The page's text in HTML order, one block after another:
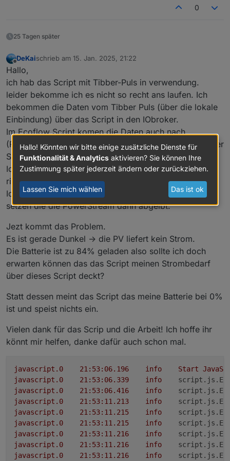
0
25 Tagen später
Offline
DeKaischrieb am 15. Jan. 2025, 21:22
zuletzt editiert von
Hallo,
ich hab das Script mit Tibber-Puls in verwendung.
leider bekomme ich es nicht so recht ans laufen. Ich
bekommen die Daten vom Tibber Puls (über die lokale
Einbindung) über das Script in den IObroker.
Im Ecoflow Script komen die Daten auch nach
(RealPower zeigt gleiche werte wie "Power" vom Tibber
Script)
Ich hab die PowerStream und Delta2Max mit den
richtigen Seriennummern eingegeben.
Ich kann auch über die Writables "SetAC" eine leistung
setzen die die PowerStream dann abgeibt.
Jezt kommt das Problem.
Es ist gerade Dunkel -> die PV liefert kein Strom.
Die Batterie ist zu 84% geladen also sollte ich doch
erwarten können das das Script meinen Strombedarf
über dieses Script deckt?
Statt dessen meint das Script das meine Batterie bei 0%
ist und speist nichts ein.
Vielen dank für das Scrip und die Arbeit! Ich hoffe ihr
könnt mir helfen, danke dafür auch schon mal.
javascript.0 21 :53:06.196 info Start
javascript.0
21 :53:06.339 info
javascript.0
21 :53:06.416 info
javascript.0
21 :53:11.213 info
javascript.0
21 :53:11.215 info
javascript.0
21 :53:11.215 info
javascript.0
21 :53:11.216 info
javascript.0
21 :53:11.216 info
javascript.0
21 :53:11.216 info
Hallo! Könnten wir bitte einige zusätzliche Dienste für
Funktionalität & Analytics aktivieren? Sie können Ihre
Zustimmung später jederzeit ändern oder zurückziehen.
Lassen Sie mich wählen Das ist ok